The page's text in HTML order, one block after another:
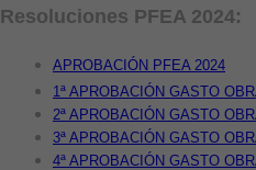
Resoluciones PFEA 2024:
APROBACIÓN PFEA 2024
1ª APROBACIÓN GASTO
2ª APROBACIÓN GASTO
3ª APROBACIÓN GASTO
4ª APROBACIÓN GASTO